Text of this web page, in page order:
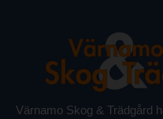
Värnamo Skog & Trädgård